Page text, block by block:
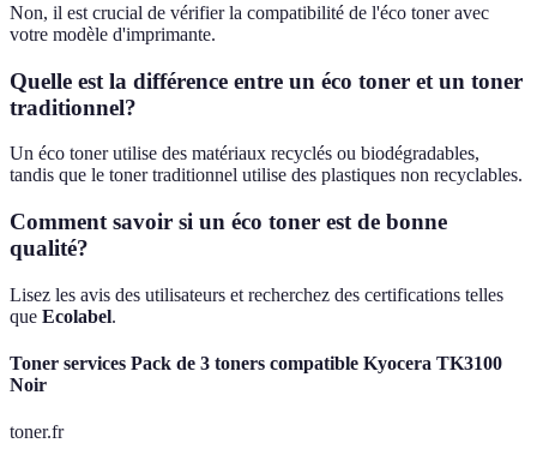
Non, il est crucial de vérifier la compatibilité de l'éco toner avec
votre modèle d'imprimante.
Quelle est la différence entre un éco toner et un toner
traditionnel?
Un éco toner utilise des matériaux recyclés ou biodégradables,
tandis que le toner traditionnel utilise des plastiques non recyclables.
Comment savoir si un éco toner est de bonne
qualité?
Lisez les avis des utilisateurs et recherchez des certifications telles
que Ecolabel.
Toner services Pack de 3 toners compatible Kyocera TK3100
Noir
toner.fr